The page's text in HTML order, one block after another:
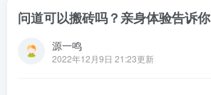
问道可以搬砖吗？亲身体验告诉你
源一鸣
2022年12月9日 21:23更新